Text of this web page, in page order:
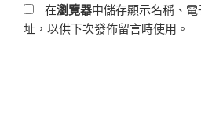
在瀏覽器中儲存顯示名稱、
址，以供下次發佈留言時使用。